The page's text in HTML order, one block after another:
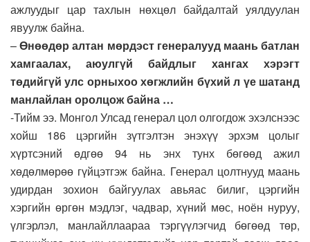
ажлуудыг цар тахлын нөхцөл байдалтай уялдуулан
явуулж байна.
–Өнөөдөр алтан мөрдэст генералууд маань батлан
хамгаалах, аюулгүй байдлыг хангах хэрэгт
төдийгүй улс орныхоо хөгжлийн бүхий л үе шатанд
манлайлан оролцож байна …
-Тийм ээ. Монгол Улсад генерал цол олгогдож эхэлснээс
хойш 186 цэргийн зүтгэлтэн энэхүү эрхэм цолыг
хүртсэний өдгөө 94 нь энх тунх бөгөөд ажил
хөдөлмөрөө гүйцэтгэж байна. Генерал цолтнууд маань
удирдан зохион байгуулах авьяас билиг, цэргийн
хэргийн өргөн мэдлэг, чадвар, хүний мөс, ноён нуруу,
үлгэрлэл, манлайллаараа тэргүүлэгчид бөгөөд төр,